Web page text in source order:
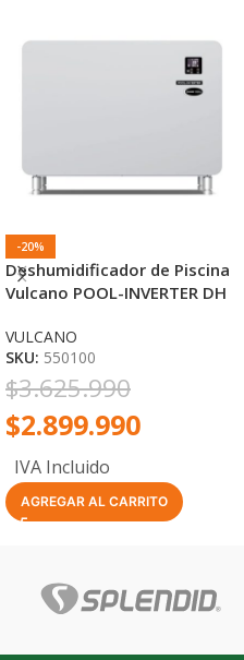
-20%
Deshumidificador de Piscina
Vulcano POOL-INVERTER DH
VULCANO
SKU: 550100
$3.625.990
$2.899.990
IVA Incluido
AGREGAR AL CARRITO